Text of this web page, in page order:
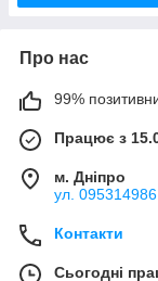
Про нас
99%
Працює з
м. Дніпро
ул.
Контакти
Сьогодні